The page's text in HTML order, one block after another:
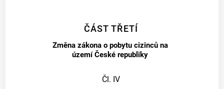
ČÁST TŘETÍ
Změna zákona o pobytu cizinců na
území České republiky
Čl. IV